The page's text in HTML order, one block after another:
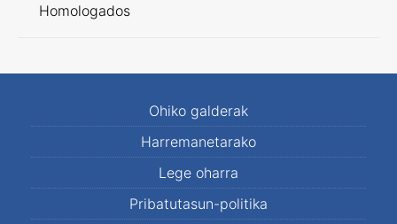
Homologados
Ohiko galderak
Harremanetarako
Lege oharra
Pribatutasun-politika